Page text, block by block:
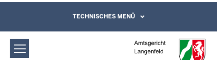
Amtsgericht Langenfeld:
Sitzungstermine
Direkt zum Inhalt
Leichte Sprache, Gebärdensprachenvideo
und Kontaktformular
TECHNISCHES MENÜ